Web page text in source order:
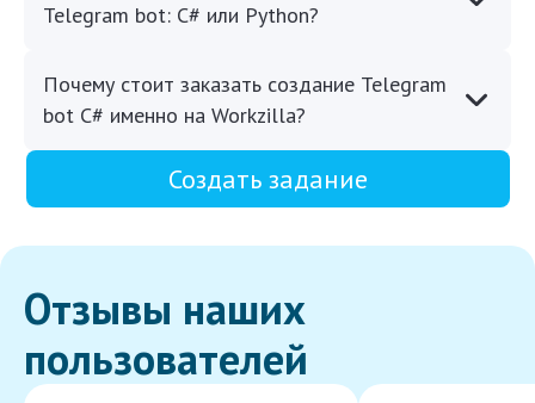
Telegram bot: C# или Python?
Почему стоит заказать создание Telegram
bot C# именно на Workzilla?
Создать задание
Отзывы наших
пользователей